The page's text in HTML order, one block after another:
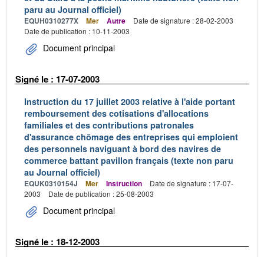
paru au Journal officiel)
EQUH0310277X Mer Autre
Date de signature : 28-02-2003
Date de publication : 10-11-2003
Document principal
Signé le : 17-07-2003
Instruction du 17 juillet 2003 relative à l'aide portant
remboursement des cotisations d'allocations
familiales et des contributions patronales
d'assurance chômage des entreprises qui emploient
des personnels naviguant à bord des navires de
commerce battant pavillon français (texte non paru
au Journal officiel)
EQUK0310154J Mer Instruction
Date de signature : 17-07-
2003
Date de publication : 25-08-2003
Document principal
Signé le : 18-12-2003